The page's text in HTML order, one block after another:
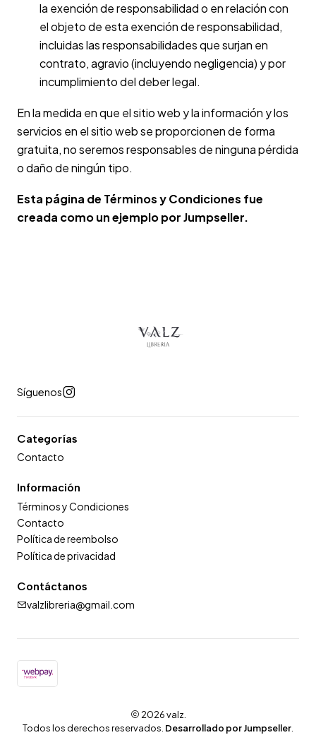
la exención de responsabilidad o en relación con
el objeto de esta exención de responsabilidad,
incluidas las responsabilidades que surjan en
contrato, agravio (incluyendo negligencia) y por
incumplimiento del deber legal.
En la medida en que el sitio web y la información y los
servicios en el sitio web se proporcionen de forma
gratuita, no seremos responsables de ninguna pérdida
o daño de ningún tipo.
Esta página de Términos y Condiciones fue
creada como un ejemplo por Jumpseller.
Síguenos
Categorías
Contacto
Información
Términos y Condiciones
Contacto
Política de reembolso
Política de privacidad
Contáctanos
valzlibreria@gmail.com
2026 valz.
Todos los derechos reservados. Desarrollado por Jumpseller.